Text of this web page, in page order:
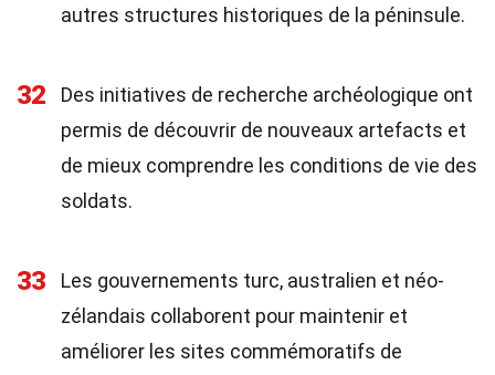
autres structures historiques de la péninsule.
32
Des initiatives de recherche archéologique ont
permis de découvrir de nouveaux artefacts et
de mieux comprendre les conditions de vie des
soldats.
33
Les gouvernements turc, australien et néo-
zélandais collaborent pour maintenir et
améliorer les sites commémoratifs de